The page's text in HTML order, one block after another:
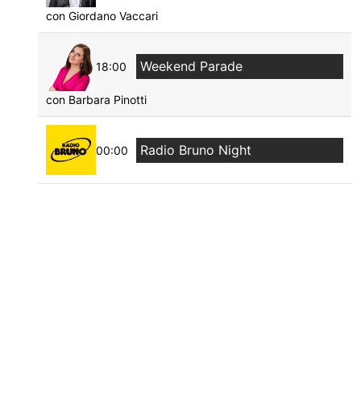
con Giordano Vaccari
18:00 Weekend Parade
con Barbara Pinotti
00:00 Radio Bruno Night